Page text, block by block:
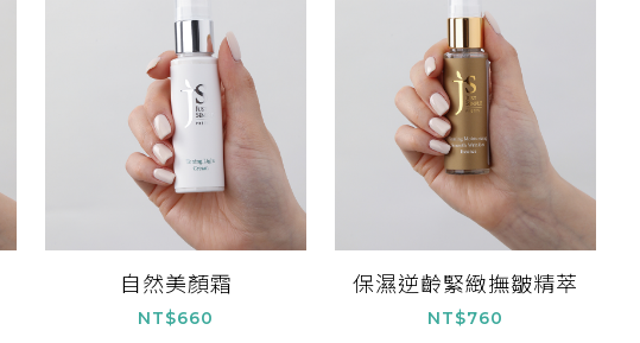
自然美顏霜
NT$660
保濕逆齡緊緻撫皺精萃
NT$760